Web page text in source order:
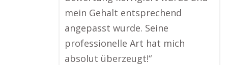
mein Gehalt entsprechend
angepasst wurde. Seine
professionelle Art hat mich
absolut überzeugt!“